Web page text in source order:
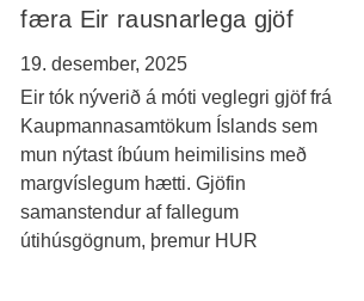
færa Eir rausnarlega gjöf
19. desember, 2025
Eir tók nýverið á móti veglegri gjöf frá
Kaupmannasamtökum Íslands sem
mun nýtast íbúum heimilisins með
margvíslegum hætti. Gjöfin
samanstendur af fallegum
útihúsgögnum, þremur HUR